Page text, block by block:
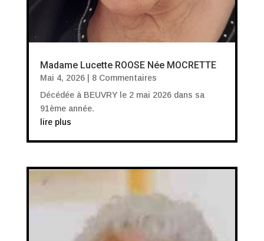
Madame Lucette ROOSE Née MOCRETTE
Mai 4, 2026| 8 Commentaires
Décédée à BEUVRY le 2 mai 2026 dans sa
91ème année.
lire plus